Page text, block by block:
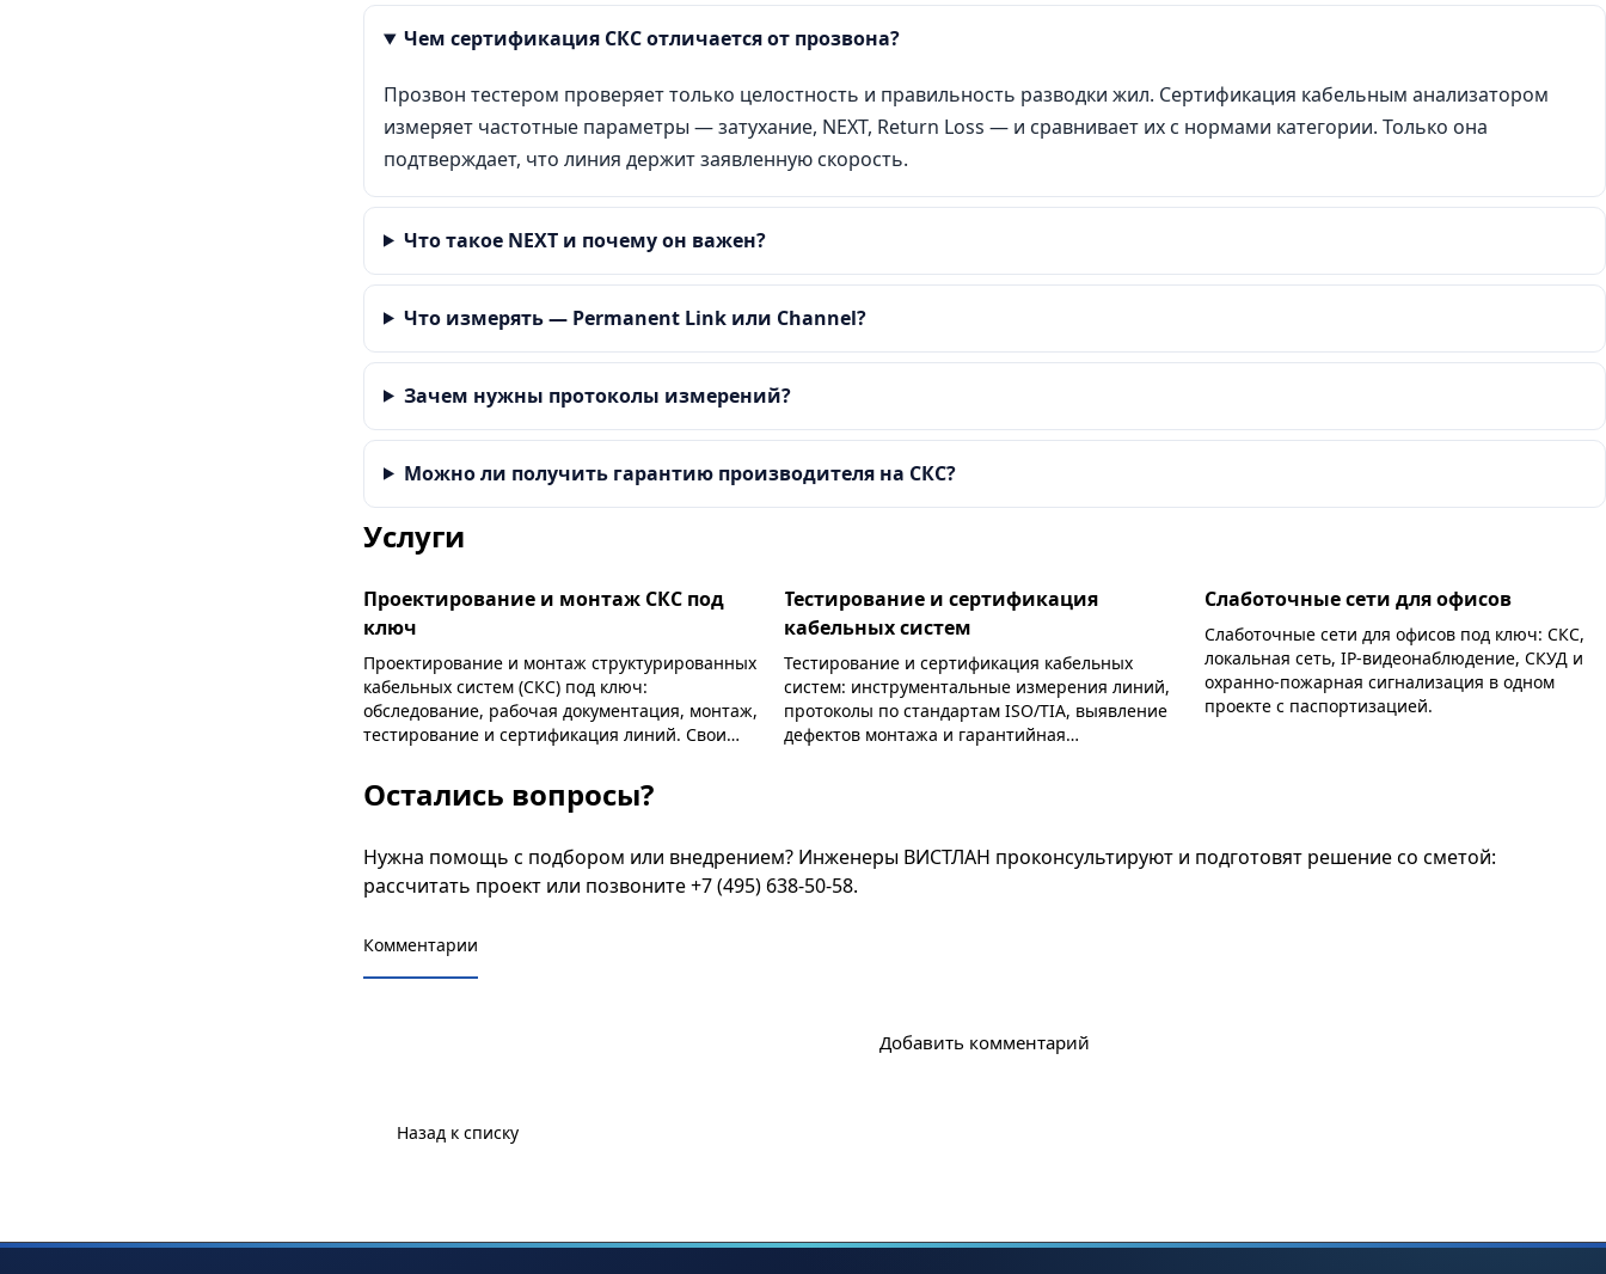
Чем сертификация СКС отличается от прозвона?
Прозвон тестером проверяет только целостность и правильность разводки жил. Сертификация кабельным анализатором
измеряет частотные параметры — затухание, NEXT, Return Loss — и сравнивает их с нормами категории. Только она
подтверждает, что линия держит заявленную скорость.
Что такое NEXT и почему он важен?
Что измерять — Permanent Link или Channel?
Зачем нужны протоколы измерений?
Можно ли получить гарантию производителя на СКС?
Услуги
Проектирование и монтаж СКС под
ключ
Проектирование и монтаж структурированных
кабельных систем (СКС) под ключ:
обследование, рабочая документация, монтаж,
тестирование и сертификация линий. Свои
Тестирование и сертификация
кабельных систем
Тестирование и сертификация кабельных
систем: инструментальные измерения линий,
протоколы по стандартам ISO/TIA, выявление
дефектов монтажа и гарантийная
Слаботочные сети для офисов
Слаботочные сети для офисов под ключ: СКС,
локальная сеть, IP-видеонаблюдение, СКУД и
охранно-пожарная сигнализация в одном
проекте с паспортизацией.
Остались вопросы?
Нужна помощь с подбором или внедрением? Инженеры ВИСТЛАН проконсультируют и подготовят решение со сметой:
рассчитать проект или позвоните+7 (495) 638-50-58.
Комментарии
Добавить комментарий
Назад к списку